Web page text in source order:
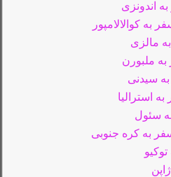
اندونزی
به کوالالامپور
مالزی
ملبورن
سیدنی
استرالیا
سئول
به کره جنوبی